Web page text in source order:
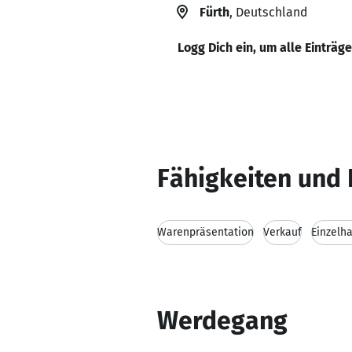
Fürth, Deutschland
Logg Dich ein, um alle
Fähigkeiten und
Warenpräsentation Verkauf
Werdegang